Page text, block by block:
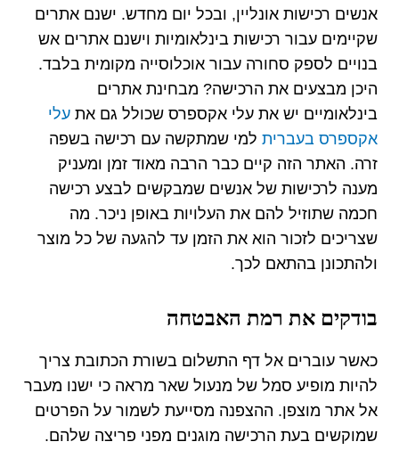
אנשים רכישות אונליין, ובכל יום מחדש. ישנם אתרים
שקיימים עבור רכישות בינלאומיות וישנם אתרים אש
בנויים לספק סחורה עבור אוכלוסייה מקומית בלבד.
היכן מבצעים את הרכישה? מבחינת אתרים
בינלאומיים יש את עלי אקספרס שכולל גם את עלי
אקספרס בעברית למי שמתקשה עם רכישה בשפה
זרה. האתר הזה קיים כבר הרבה מאוד זמן ומעניק
מענה לרכישות של אנשים שמבקשים לבצע רכישה
חכמה שתוזיל להם את העלויות באופן ניכר. מה
שצריכים לזכור הוא את הזמן עד להגעה של כל מוצר
ולהתכונן בהתאם לכך.
בודקים את רמת האבטחה
כאשר עוברים אל דף התשלום בשורת הכתובת צריך
להיות מופיע סמל של מנעול שאר מראה כי ישנו מעבר
אל אתר מוצפן. ההצפנה מסייעת לשמור על הפרטים
שמוקשים בעת הרכישה מוגנים מפני פריצה שלהם.